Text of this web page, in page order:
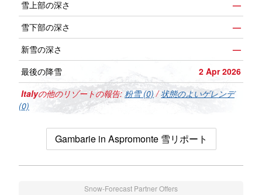
雪上部の深さ
—
雪下部の深さ
—
新雪の深さ
—
最後の降雪
2 Apr 2026
Italyの他のリゾートの報告: 粉雪 (0) /状態のよいゲレンデ
(0)
Gambarie in Aspromonte 雪リポート
Snow-Forecast Partner Offers